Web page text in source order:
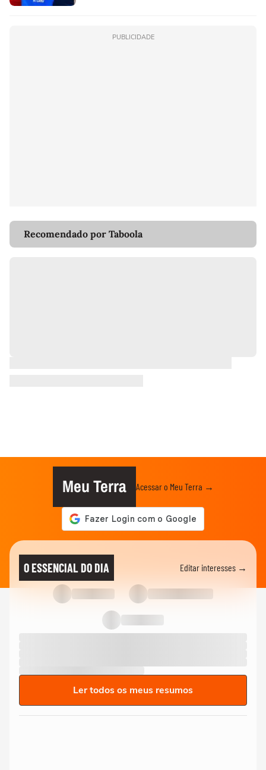
PUBLICIDADE
Recomendado por Taboola
Meu Terra Acessar o Meu Terra →
O ESSENCIAL DO DIA Editar interesses →
Ler todos os meus resumos